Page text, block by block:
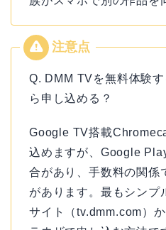
Q. DMM TVを無料体験
ら申し込める？
Google TV搭載
込めますが、Google
合があり、手数料の関係
があります。最もシンプ
サイト（tv.dmm.com）